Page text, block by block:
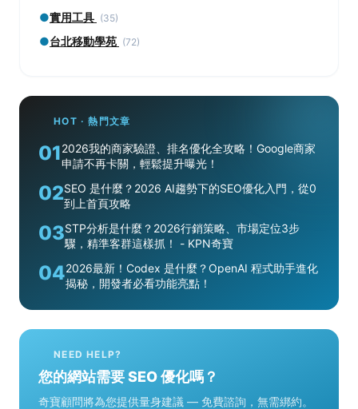
●實用工具 (35)
●台北移動學苑 (72)
HOT · 熱門文章
012026我的商家驗證、排名優化全攻略！Google商家
申請不再卡關，輕鬆提升曝光！
02SEO 是什麼？2026 AI趨勢下的SEO優化入門，從0
到上首頁攻略
03STP分析是什麼？2026行銷策略、市場定位3步
驟，精準客群這樣抓！ - KPN奇寶
042026最新！Codex 是什麼？OpenAI 程式助手進化
揭秘，開發者必看功能亮點！
NEED HELP?
您的網站需要 SEO 優化嗎？
奇寶顧問將為您提供量身建議 — 免費諮詢，無需綁約。